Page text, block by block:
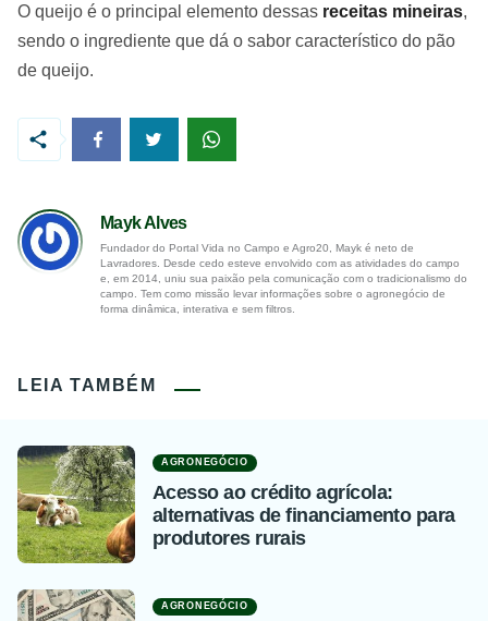
O queijo é o principal elemento dessas receitas mineiras,
sendo o ingrediente que dá o sabor característico do pão
de queijo.
Mayk Alves
Fundador do Portal Vida no Campo e Agro20, Mayk é neto de
Lavradores. Desde cedo esteve envolvido com as atividades do campo
e, em 2014, uniu sua paixão pela comunicação com o tradicionalismo do
campo. Tem como missão levar informações sobre o agronegócio de
forma dinâmica, interativa e sem filtros.
LEIA TAMBÉM
AGRONEGÓCIO
Acesso ao crédito agrícola:
alternativas de financiamento para
produtores rurais
AGRONEGÓCIO